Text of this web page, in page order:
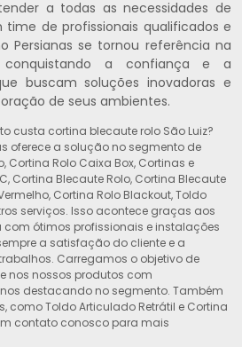
a todas as necessidades de
de profissionais qualificados e
Persianas se tornou referência na
conquistando a confiança e a
buscam soluções inovadoras e
de seus ambientes.
custa cortina blecaute rolo São Luiz?
oferece a solução no segmento de
Cortina Rolo Caixa Box, Cortinas e
Cortina Blecaute Rolo, Cortina Blecaute
Cortina Rolo Blackout, Toldo
serviços. Isso acontece graças aos
ótimos profissionais e instalações
a satisfação do cliente e a
Carregamos o objetivo de
nos nossos produtos com
destacando no segmento. Também
como Toldo Articulado Retrátil e Cortina
contato conosco para mais